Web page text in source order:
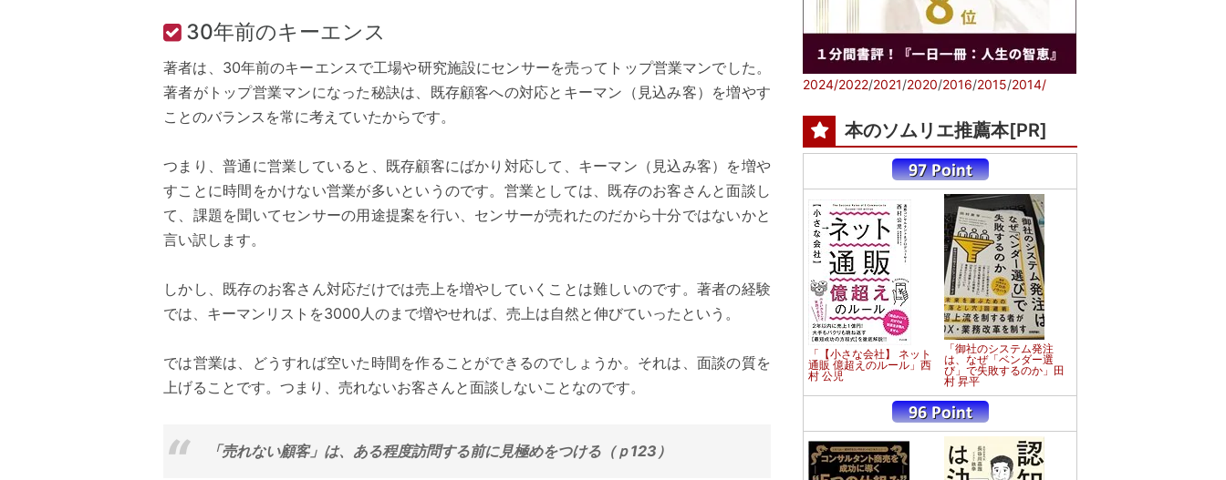
30年前のキーエンス
著者は、30年前のキーエンスで工場や研究施設にセンサーを売ってトップ営業マンでした。
著者がトップ営業マンになった秘訣は、既存顧客への対応とキーマン（見込み客）を増やす
ことのバランスを常に考えていたからです。
つまり、普通に営業していると、既存顧客にばかり対応して、キーマン（見込み客）を増や
すことに時間をかけない営業が多いというのです。営業としては、既存のお客さんと面談し
て、課題を聞いてセンサーの用途提案を行い、センサーが売れたのだから十分ではないかと
言い訳します。
しかし、既存のお客さん対応だけでは売上を増やしていくことは難しいのです。著者の経験
では、キーマンリストを3000人のまで増やせれば、売上は自然と伸びていったという。
では営業は、どうすれば空いた時間を作ることができるのでしょうか。それは、面談の質を
上げることです。つまり、売れないお客さんと面談しないことなのです。
「売れない顧客」は、ある程度訪問する前に見極めをつける（ｐ123）
2024/2022/2021/2020/2016/2015/2014/
本のソムリエ推薦本[PR]
「【小さな会社】 ネット
通販 億超えのルール」西
村 公児
「御社のシステム発注
は、なぜ「ベンダー選
び」で失敗するのか」田
村 昇平